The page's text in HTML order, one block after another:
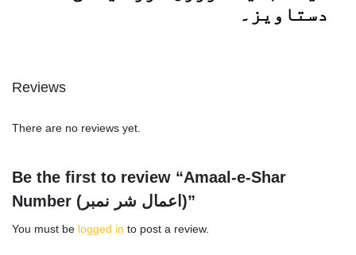
دستاویز۔
Reviews
There are no reviews yet.
Be the first to review “Amaal-e-Shar
Number (اعمال شر نمبر)”
You must be logged in to post a review.